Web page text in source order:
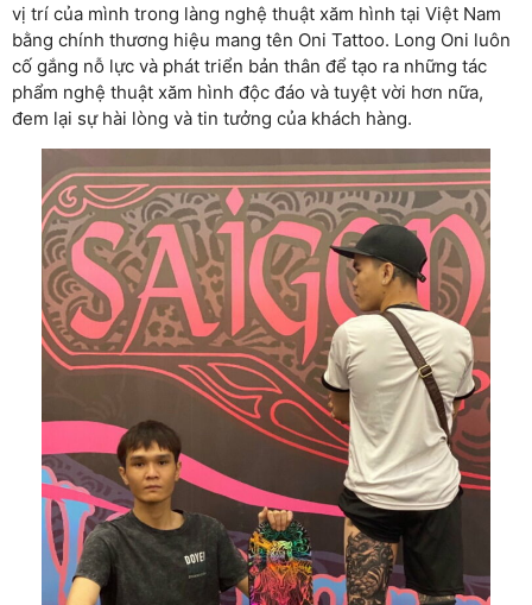
vị trí của mình trong làng nghệ thuật xăm hình tại Việt Nam
bằng chính thương hiệu mang tên Oni Tattoo. Long Oni luôn
cố gắng nỗ lực và phát triển bản thân để tạo ra những tác
phẩm nghệ thuật xăm hình độc đáo và tuyệt vời hơn nữa,
đem lại sự hài lòng và tin tưởng của khách hàng.